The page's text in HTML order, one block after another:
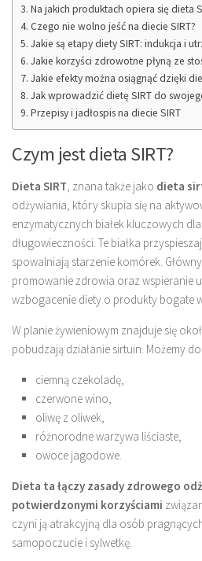
Na jakich produktach opiera się dieta
Czego nie wolno jeść na diecie SIRT?
Jakie są etapy diety SIRT: indukcja i
Jakie korzyści zdrowotne płyną ze
Jakie efekty można osiągnąć dzięki
Jak wprowadzić dietę SIRT do
Przepisy i jadłospis na diecie SIRT
Czym jest dieta SIRT?
Dieta SIRT, znana także jako dieta
odżywiania, który skupia się na
enzymatycznych białek kluczowych
długowieczności. Te białka
spowalniają starzenie komórek.
promowanie zdrowia oraz wspieranie
wzbogacenie diety o produkty bogate
W planie żywieniowym znajduje się
pobudzają działanie sirtuin. Możemy
ciemną czekoladę,
czerwone wino,
oliwę z oliwek,
różnorodne warzywa liściaste,
owoce jagodowe.
Dieta ta łączy zasady zdrowego
potwierdzonymi korzyściami
czyni ją atrakcyjną dla osób
samopoczucie i sylwetkę.